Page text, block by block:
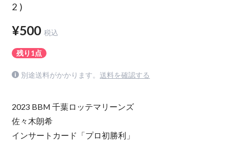
2 )
¥500 税込
残り1点
別途送料がかかります。 送料を確認する
2023 BBM 千葉ロッテマリーンズ
佐々木朗希
インサートカード「プロ初勝利」